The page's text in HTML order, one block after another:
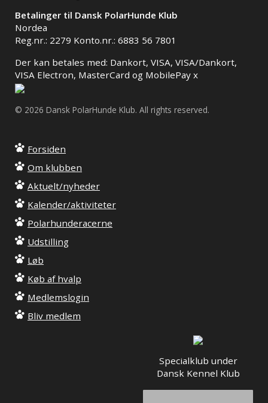
Betalinger til Dansk PolarHunde Klub
Nordea
Reg.nr.: 2279 Konto.nr.: 6883 56 7801
Der kan betales med: Dankort, VISA, VISA/Dankort,
VISA Electron, MasterCard og MobilePay x
© 2026 Dansk PolarHunde Klub. All rights reserved.
Forsiden
Om klubben
Aktuelt/nyheder
Kalender/aktiviteter
Polarhunderacerne
Udstilling
Løb
Køb af hvalp
Medlemslogin
Bliv medlem
Specialklub under
Dansk Kennel Klub